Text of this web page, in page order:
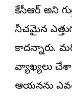
కేసీఆర్ అని
నీచమైన
కాదన్నారు.
వ్యాఖ్యలు
ఆయనను